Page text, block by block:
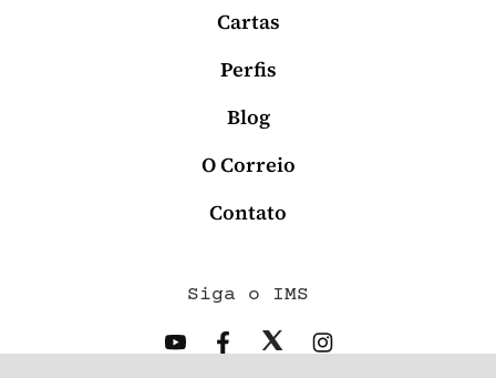
Cartas
Perfis
Blog
O Correio
Contato
Siga o IMS